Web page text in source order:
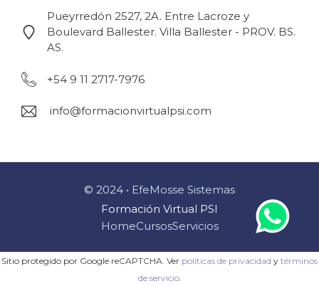
Pueyrredón 2527, 2A. Entre Lacroze y
Boulevard Ballester. Villa Ballester - PROV. BS.
AS.
+54 9 11 2717-7976
info@formacionvirtualpsi.com
© 2024 • EfeMosse Sistemas
Formación Virtual PSI
HomeCursosServicios
Sitio protegido por Google reCAPTCHA. Ver políticas de privacidad y términos
de servicio.